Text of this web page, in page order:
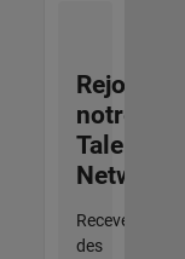
Rejoignez
notre
Talent
Network
Recevez
des